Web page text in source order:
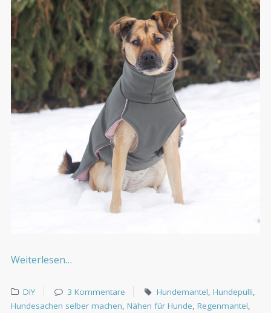
Weiterlesen…
DIY 3 Kommentare Hundemantel, Hundepulli,
Hundesachen selber machen, Nähen für Hunde, Regenmantel,